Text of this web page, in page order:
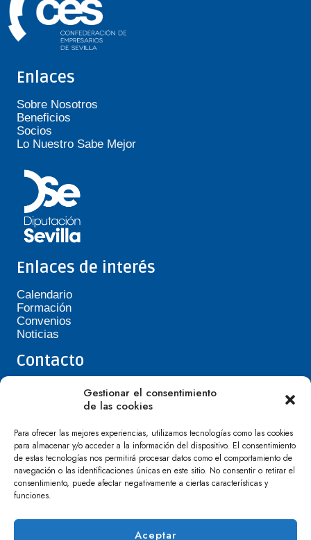
Gestionar el consentimiento
de las cookies
Para ofrecer las mejores experiencias, utilizamos tecnologías como las cookies
para almacenar y/o acceder a la información del dispositivo. El consentimiento
de estas tecnologías nos permitirá procesar datos como el comportamiento de
navegación o las identificaciones únicas en este sitio. No consentir o retirar el
consentimiento, puede afectar negativamente a ciertas características y
funciones.
Aceptar
Enlaces
Sobre Nosotros
Beneficios
Socios
Lo Nuestro Sabe Mejor
Enlaces de interés
Calendario
Formación
Convenios
Noticias
Contacto
Teléfono de Asepavi: 623 394 601
asepavi20@gmail.com
Villafranca